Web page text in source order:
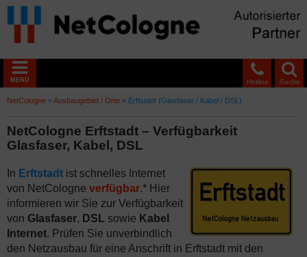
Suche
Hotline
MENÜ
NetCologne »Ausbaugebiet / Orte » Erftstadt (Glasfaser / Kabel / DSL)
NetCologne Erftstadt – Verfügbarkeit
Glasfaser, Kabel, DSL
In Erftstadt ist schnelles Internet
von NetCologne verfügbar.* Hier
informieren wir Sie zur Verfügbarkeit
von Glasfaser, DSL sowie Kabel
Internet. Prüfen Sie unverbindlich
den Netzausbau für eine Anschrift in Erftstadt mit den